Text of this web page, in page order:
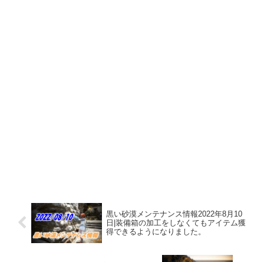
黒い砂漠メンテナンス情報2022年8月10
日|装備箱の加工をしなくてもアイテム獲
得できるようになりました。